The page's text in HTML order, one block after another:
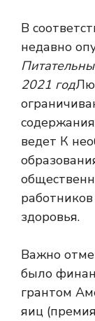
В
недавно
2021 год
ведет К
здоровья.
Важно
было
грантом
яиц